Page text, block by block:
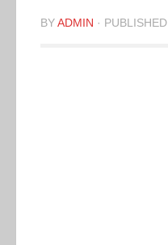
BYADMIN · PUBLISHED